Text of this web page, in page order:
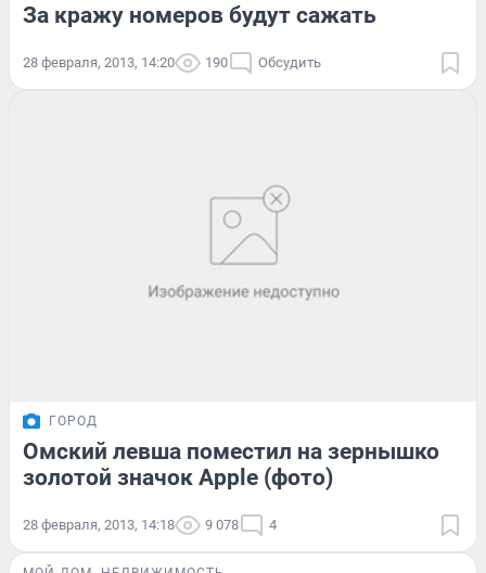
За кражу номеров будут сажать
28 февраля, 2013, 14:20 190 Обсудить
ГОРОД
Омский левша поместил на зернышко
золотой значок Apple (фото)
28 февраля, 2013, 14:18 9 078 4